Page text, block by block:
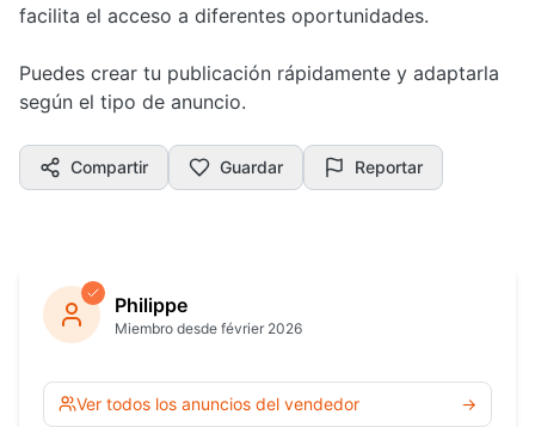
facilita el acceso a diferentes oportunidades.
Puedes crear tu publicación rápidamente y adaptarla
según el tipo de anuncio.
Compartir Guardar Reportar
Philippe
Miembro desde février 2026
Ver todos los anuncios del vendedor →